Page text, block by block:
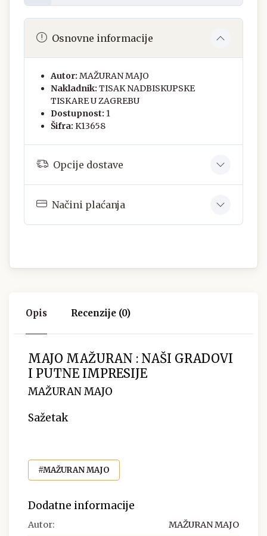
Osnovne informacije
Autor: MAŽURAN MAJO
Nakladnik: TISAK NADBISKUPSKE
TISKARE U ZAGREBU
Dostupnost: 1
Šifra: K13658
Opcije dostave
Načini plaćanja
Opis Recenzije (0)
MAJO MAŽURAN : NAŠI GRADOVI
I PUTNE IMPRESIJE
MAŽURAN MAJO
Sažetak
#MAŽURAN MAJO
Dodatne informacije
Autor: MAŽURAN MAJO